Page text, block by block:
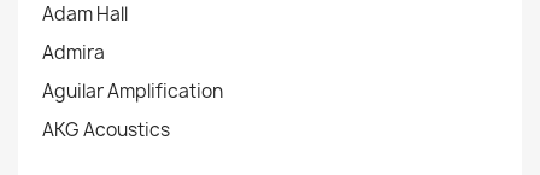
Adam Hall
Admira
Aguilar Amplification
AKG Acoustics